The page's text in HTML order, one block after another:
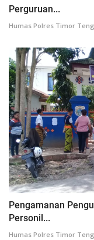
Perguruan...
Humas Polres Timor
Pengamanan
Personil...
Humas Polres Timor